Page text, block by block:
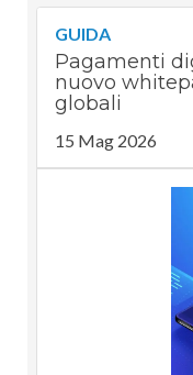
GUIDA
Pagamenti
nuovo
globali
15 Mag 2026